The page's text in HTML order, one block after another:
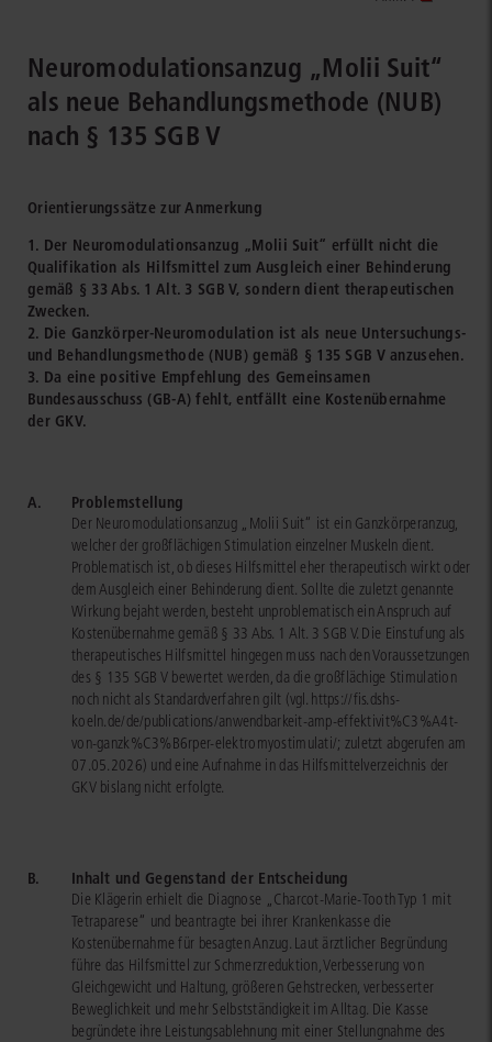
Neuromodulationsanzug „Molii Suit“
als neue Behandlungsmethode (NUB)
nach § 135 SGB V
Orientierungssätze zur Anmerkung
1. Der Neuromodulationsanzug „Molii Suit“ erfüllt nicht die
Qualifikation als Hilfsmittel zum Ausgleich einer Behinderung
gemäß § 33 Abs. 1 Alt. 3 SGB V, sondern dient therapeutischen
Zwecken.
2. Die Ganzkörper-Neuromodulation ist als neue Untersuchungs-
und Behandlungsmethode (NUB) gemäß § 135 SGB V anzusehen.
3. Da eine positive Empfehlung des Gemeinsamen
Bundesausschuss (GB-A) fehlt, entfällt eine Kostenübernahme
der GKV.
A. Problemstellung
Der Neuromodulationsanzug „Molii Suit“ ist ein Ganzkörperanzug,
welcher der großflächigen Stimulation einzelner Muskeln dient.
Problematisch ist, ob dieses Hilfsmittel eher therapeutisch wirkt oder
dem Ausgleich einer Behinderung dient. Sollte die zuletzt genannte
Wirkung bejaht werden, besteht unproblematisch ein Anspruch auf
Kostenübernahme gemäß § 33 Abs. 1 Alt. 3 SGB V. Die Einstufung als
therapeutisches Hilfsmittel hingegen muss nach den Voraussetzungen
des § 135 SGB V bewertet werden, da die großflächige Stimulation
noch nicht als Standardverfahren gilt (vgl. https://fis.dshs-
koeln.de/de/publications/anwendbarkeit-amp-effektivit%C3%A4t-
von-ganzk%C3%B6rper-elektromyostimulati/; zuletzt abgerufen am
07.05.2026) und eine Aufnahme in das Hilfsmittelverzeichnis der
GKV bislang nicht erfolgte.
B. Inhalt und Gegenstand der Entscheidung
Die Klägerin erhielt die Diagnose „Charcot-Marie-Tooth Typ 1 mit
Tetraparese“ und beantragte bei ihrer Krankenkasse die
Kostenübernahme für besagten Anzug. Laut ärztlicher Begründung
führe das Hilfsmittel zur Schmerzreduktion, Verbesserung von
Gleichgewicht und Haltung, größeren Gehstrecken, verbesserter
Beweglichkeit und mehr Selbstständigkeit im Alltag. Die Kasse
begründete ihre Leistungsablehnung mit einer Stellungnahme des